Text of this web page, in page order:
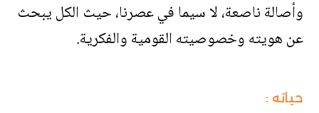
وأصالة ناصعة، لا سيما في عصرنا، حيث الكل يبحث
عن هويته وخصوصيته القومية والفكرية.
حياته :